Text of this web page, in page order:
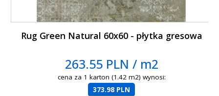
Rug Green Natural 60x60 - płytka gresowa
263.55 PLN / m2
cena za 1 karton (1.42 m2) wynosi:
373.98 PLN